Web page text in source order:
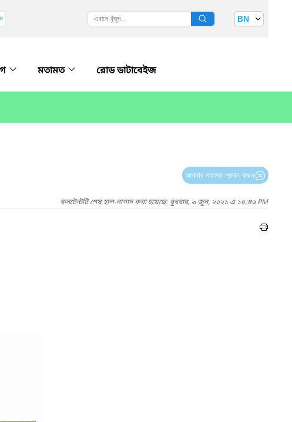
BN
মতামত রোড ডাটাবেইজ
আপনার মতামত প্রদান করুন
কনটেন্টটি শেষ হাল-নাগাদ করা হয়েছে: বুধবার, ৯ জুন, ২০২১ এ ১০:৪৬ PM